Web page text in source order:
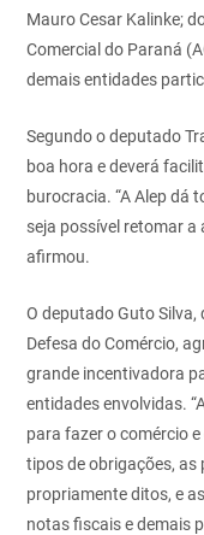
Mauro Cesar Kalinke;
Comercial do Paraná
demais entidades
Segundo o deputado
boa hora e deverá
burocracia. “A Alep dá
seja possível retomar a
afirmou.
O deputado Guto Silva,
Defesa do Comércio,
grande incentivadora
entidades envolvidas.
para fazer o comércio
tipos de obrigações,
propriamente ditos, e
notas fiscais e demais